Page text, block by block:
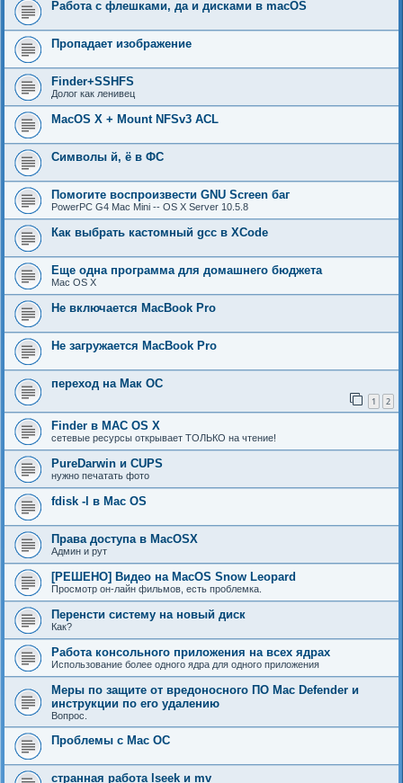
Работа с флешками, да и дисками в macOS
Пропадает изображение
Finder+SSHFS
Долог как ленивец
MacOS X + Mount NFSv3 ACL
Символы й, ё в ФС
Помогите воспроизвести GNU Screen баг
PowerPC G4 Mac Mini -- OS X Server 10.5.8
Как выбрать кастомный gcc в XCode
Еще одна программа для домашнего бюджета
Mac OS X
Не включается MacBook Pro
Не загружается MacBook Pro
переход на Мак ОС
1 2
Finder в MAC OS X
сетевые ресурсы открывает ТОЛЬКО на чтение!
PureDarwin и CUPS
нужно печатать фото
fdisk -l в Mac OS
Права доступа в MacOSX
Админ и рут
[РЕШЕНО] Видео на MacOS Snow Leopard
Просмотр он-лайн фильмов, есть проблемка.
Перенсти систему на новый диск
Как?
Работа консольного приложения на всех ядрах
Использование более одного ядра для одного приложения
Меры по защите от вредоносного ПО Mac Defender и
инструкции по его удалению
Вопрос.
Проблемы с Mac OC
странная работа lseek и mv